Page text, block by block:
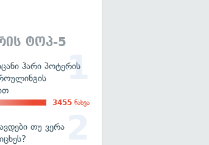
ტოპ-5
ჰარი პოტერის
3455 ნახვა
თუ ვერა